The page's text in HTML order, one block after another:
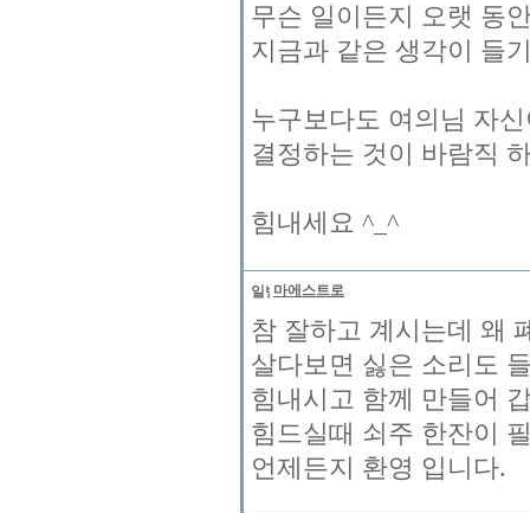
무슨 일이든지 오랫 동
지금과 같은 생각이 들
누구보다도 여의님 자
결정하는 것이 바람직
힘내세요 ^_^
마에스트로
참 잘하고 계시는데 왜
살다보면 싫은 소리도
힘내시고 함께 만들어
힘드실때 쇠주 한잔이
언제든지 환영 입니다.